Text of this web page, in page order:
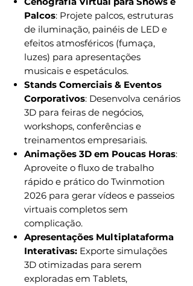
Palcos: Projete palcos, estruturas
de iluminação, painéis de LED e
efeitos atmosféricos (fumaça,
luzes) para apresentações
musicais e espetáculos.
Stands Comerciais & Eventos
Corporativos: Desenvolva cenários
3D para feiras de negócios,
workshops, conferências e
treinamentos empresariais.
Animações 3D em Poucas Horas:
Aproveite o fluxo de trabalho
rápido e prático do Twinmotion
2026 para gerar vídeos e passeios
virtuais completos sem
complicação.
Apresentações Multiplataforma
Interativas: Exporte simulações
3D otimizadas para serem
exploradas em Tablets,